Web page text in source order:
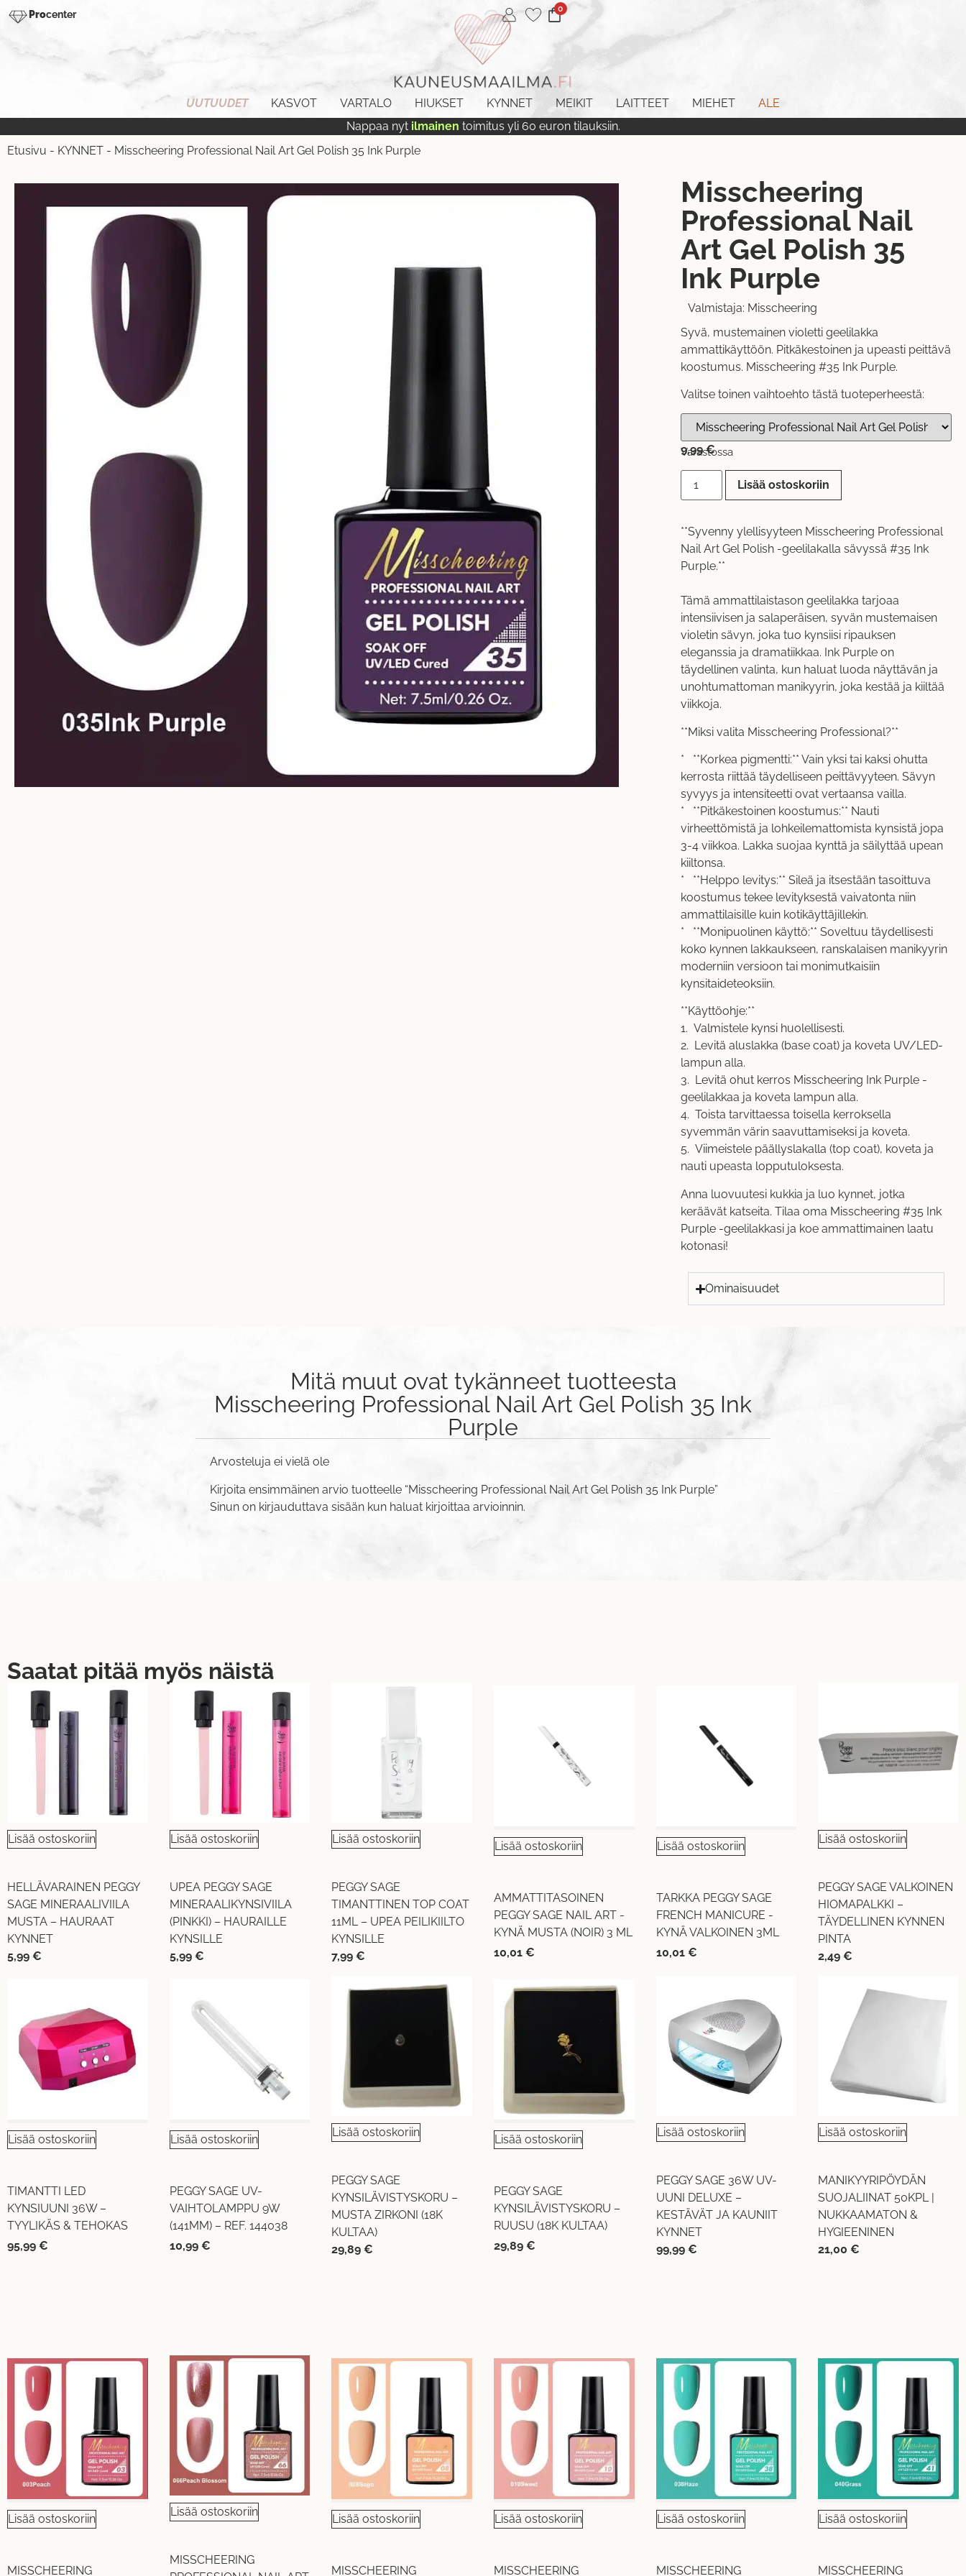
Procenter 0
UUTUUDET KASVOT VARTALO HIUKSET KYNNET MEIKIT LAITTEET MIEHET
ALE
Nappaa nyt ilmainen toimitus yli 60 euron tilauksiin.
Etusivu - KYNNET - Misscheering Professional Nail Art Gel Polish 35 Ink Purple
Misscheering
Professional Nail
Art Gel Polish 35
Ink Purple
Valmistaja: Misscheering
Syvä, mustemainen violetti geelilakka
ammattikäyttöön. Pitkäkestoinen ja upeasti peittävä
koostumus. Misscheering #35 Ink Purple.
Valitse toinen vaihtoehto tästä tuoteperheestä:
9,99€
Varastossa
Lisää ostoskoriin
**Syvenny ylellisyyteen Misscheering Professional
Nail Art Gel Polish -geelilakalla sävyssä #35 Ink
Purple.**
Tämä ammattilaistason geelilakka tarjoaa
intensiivisen ja salaperäisen, syvän mustemaisen
violetin sävyn, joka tuo kynsiisi ripauksen
eleganssia ja dramatiikkaa. Ink Purple on
täydellinen valinta, kun haluat luoda näyttävän ja
unohtumattoman manikyyrin, joka kestää ja kiiltää
viikkoja.
**Miksi valita Misscheering Professional?**
* **Korkea pigmentti:** Vain yksi tai kaksi ohutta
kerrosta riittää täydelliseen peittävyyteen. Sävyn
syvyys ja intensiteetti ovat vertaansa vailla.
* **Pitkäkestoinen koostumus:** Nauti
virheettömistä ja lohkeilemattomista kynsistä jopa
3-4 viikkoa. Lakka suojaa kynttä ja säilyttää upean
kiiltonsa.
* **Helppo levitys:** Sileä ja itsestään tasoittuva
koostumus tekee levityksestä vaivatonta niin
ammattilaisille kuin kotikäyttäjillekin.
* **Monipuolinen käyttö:** Soveltuu täydellisesti
koko kynnen lakkaukseen, ranskalaisen manikyyrin
moderniin versioon tai monimutkaisiin
kynsitaideteoksiin.
**Käyttöohje:**
1. Valmistele kynsi huolellisesti.
2. Levitä aluslakka (base coat) ja koveta UV/LED-
lampun alla.
3. Levitä ohut kerros Misscheering Ink Purple -
geelilakkaa ja koveta lampun alla.
4. Toista tarvittaessa toisella kerroksella
syvemmän värin saavuttamiseksi ja koveta.
5. Viimeistele päällyslakalla (top coat), koveta ja
nauti upeasta lopputuloksesta.
Anna luovuutesi kukkia ja luo kynnet, jotka
keräävät katseita. Tilaa oma Misscheering #35 Ink
Purple -geelilakkasi ja koe ammattimainen laatu
kotonasi!
Ominaisuudet
Mitä muut ovat tykänneet tuotteesta
Misscheering Professional Nail Art Gel Polish 35 Ink
Purple
Arvosteluja ei vielä ole
Kirjoita ensimmäinen arvio tuotteelle “Misscheering Professional Nail Art Gel Polish 35 Ink Purple”
Sinun on kirjauduttava sisään kun haluat kirjoittaa arvioinnin.
Saatat pitää myös näistä
Lisää ostoskoriin
HELLÄVARAINEN PEGGY
SAGE MINERAALIVIILA
MUSTA – HAURAAT
KYNNET
5,99 €
Lisää ostoskoriin
UPEA PEGGY SAGE
MINERAALIKYNSIVIILA
(PINKKI) – HAURAILLE
KYNSILLE
5,99 €
Lisää ostoskoriin
PEGGY SAGE
TIMANTTINEN TOP COAT
11ML – UPEA PEILIKIILTO
KYNSILLE
7,99€
Lisää ostoskoriin
AMMATTITASOINEN
PEGGY SAGE NAIL ART -
KYNÄ MUSTA (NOIR) 3 ML
10,01 €
Lisää ostoskoriin
TARKKA PEGGY SAGE
FRENCH MANICURE -
KYNÄ VALKOINEN 3ML
10,01 €
Lisää ostoskoriin
PEGGY SAGE VALKOINEN
HIOMAPALKKI –
TÄYDELLINEN KYNNEN
PINTA
2,49€
Lisää ostoskoriin
TIMANTTI LED
KYNSIUUNI 36W –
TYYLIKÄS & TEHOKAS
95,99 €
Lisää ostoskoriin
PEGGY SAGE UV-
VAIHTOLAMPPU 9W
(141MM) – REF. 144038
10,99 €
Lisää ostoskoriin
PEGGY SAGE
KYNSILÄVISTYSKORU –
MUSTA ZIRKONI (18K
KULTAA)
29,89€
Lisää ostoskoriin
PEGGY SAGE
KYNSILÄVISTYSKORU –
RUUSU (18K KULTAA)
29,89 €
Lisää ostoskoriin
PEGGY SAGE 36W UV-
UUNI DELUXE –
KESTÄVÄT JA KAUNIIT
KYNNET
99,99 €
Lisää ostoskoriin
MANIKYYRIPÖYDÄN
SUOJALIINAT 50KPL |
NUKKAAMATON &
HYGIEENINEN
21,00€
Lisää ostoskoriin
MISSCHEERING
Lisää ostoskoriin
MISSCHEERING
Lisää ostoskoriin
MISSCHEERING
Lisää ostoskoriin
MISSCHEERING
Lisää ostoskoriin
MISSCHEERING
Lisää ostoskoriin
MISSCHEERING